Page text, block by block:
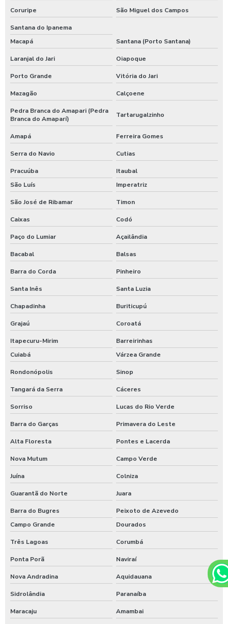
Coruripe São Miguel dos Campos
Santana do Ipanema
Macapá
Santana (Porto Santana)
Laranjal do Jari Oiapoque
Porto Grande Vitória do Jari
Mazagão Calçoene
Pedra Branca do Amapari (Pedra
Branca do Amaparí)
Tartarugalzinho
Amapá Ferreira Gomes
Serra do Navio Cutias
Pracuúba
Itaubal
São Luís
Imperatriz
São José de Ribamar Timon
Caixas Codó
Paço do Lumiar Açailândia
Bacabal Balsas
Barra do Corda Pinheiro
Santa Inês Santa Luzia
Chapadinha Buriticupú
Grajaú Coroatá
Itapecuru-Mirim
Barreirinhas
Cuiabá
Várzea Grande
Rondonópolis Sinop
Tangará da Serra Cáceres
Sorriso Lucas do Rio Verde
Barra do Garças Primavera do Leste
Alta Floresta Pontes e Lacerda
Nova Mutum Campo Verde
Juína Colniza
Guarantã do Norte Juara
Barra do Bugres
Peixoto de Azevedo
Campo Grande
Dourados
Três Lagoas Corumbá
Ponta Porã Naviraí
Nova Andradina Aquidauana
Sidrolândia Paranaíba
Maracaju Amambai